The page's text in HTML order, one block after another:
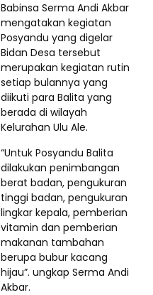
Babinsa Serma Andi Akbar
mengatakan kegiatan
Posyandu yang digelar
Bidan Desa tersebut
merupakan kegiatan rutin
setiap bulannya yang
diikuti para Balita yang
berada di wilayah
Kelurahan Ulu Ale.
“Untuk Posyandu Balita
dilakukan penimbangan
berat badan, pengukuran
tinggi badan, pengukuran
lingkar kepala, pemberian
vitamin dan pemberian
makanan tambahan
berupa bubur kacang
hijau”. ungkap Serma Andi
Akbar.